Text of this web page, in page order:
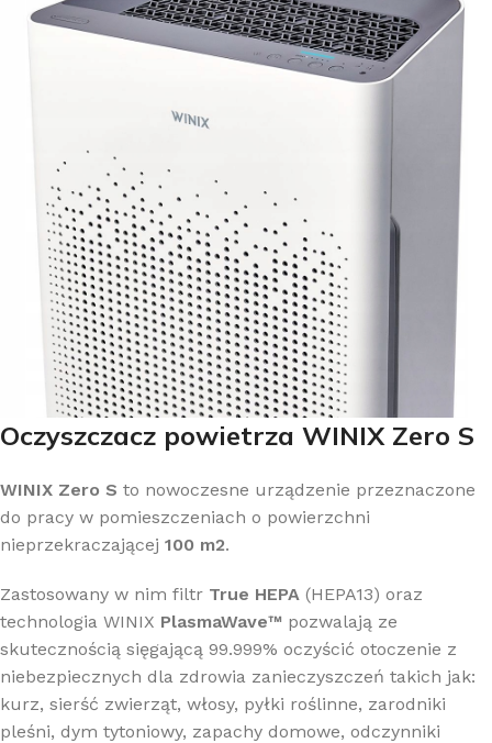
Oczyszczacz powietrza WINIX Zero S
WINIX Zero S to nowoczesne urządzenie przeznaczone
do pracy w pomieszczeniach o powierzchni
nieprzekraczającej 100 m2.
Zastosowany w nim filtr True HEPA (HEPA13) oraz
technologia WINIX PlasmaWave™ pozwalają ze
skutecznością sięgającą 99.999% oczyścić otoczenie z
niebezpiecznych dla zdrowia zanieczyszczeń takich jak:
kurz, sierść zwierząt, włosy, pyłki roślinne, zarodniki
pleśni, dym tytoniowy, zapachy domowe, odczynniki